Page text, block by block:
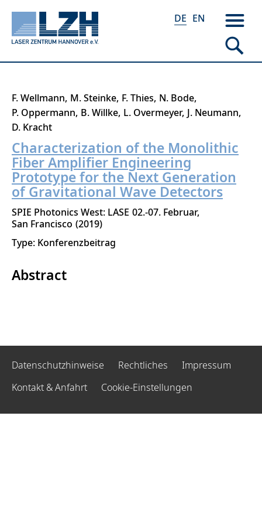
Direkt
zum
Inhalt
DE EN
F. Wellmann M. Steinke F. Thies N. Bode
P. Oppermann B. Willke L. Overmeyer J. Neumann
D. Kracht
Characterization of the Monolithic
Fiber Amplifier Engineering
Prototype for the Next Generation
of Gravitational Wave Detectors
SPIE Photonics West: LASE 02.-07. Februar
San Francisco 2019
Type: Konferenzbeitrag
Abstract
Datenschutzhinweise Rechtliches
Impressum
Kontakt & Anfahrt
Cookie-Einstellungen